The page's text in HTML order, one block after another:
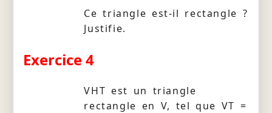
Ce triangle est-il rectangle ?
Justifie.
Exercice 4
VHT est un triangle
rectangle en V, tel que VT =